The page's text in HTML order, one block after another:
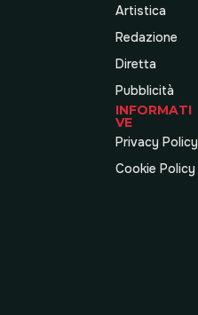
Artistica
Redazione
Diretta
Pubblicità
INFORMATI
VE
Privacy Policy
Cookie Policy